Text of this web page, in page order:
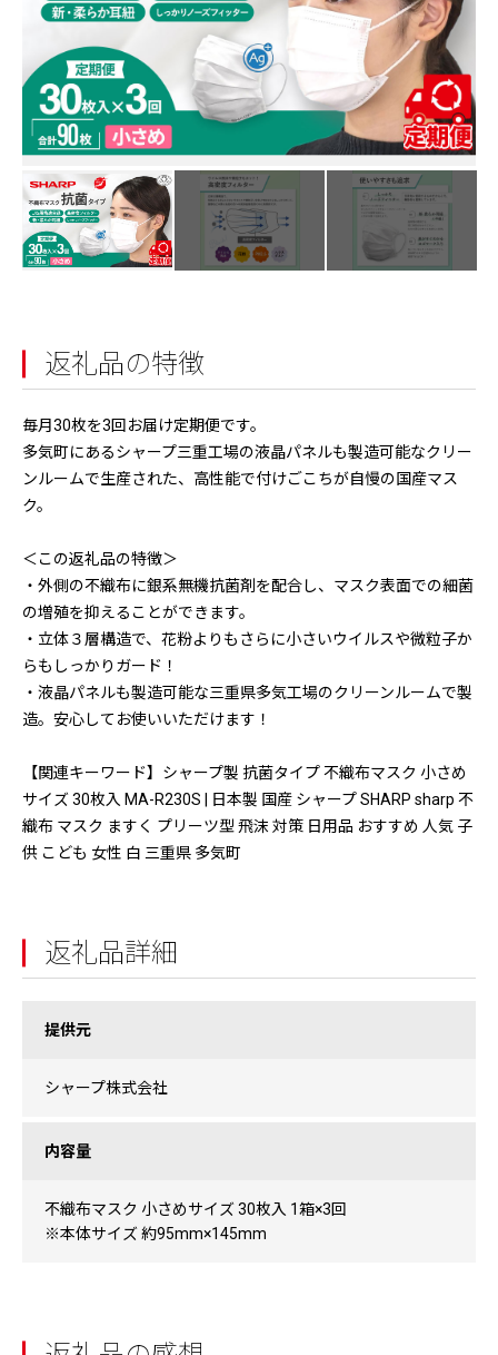
返礼品の特徴
毎月30枚を3回お届け定期便です。
多気町にあるシャープ三重工場の液晶パネルも製造可能なクリー
ンルームで生産された、高性能で付けごこちが自慢の国産マス
ク。
＜この返礼品の特徴＞
・外側の不織布に銀系無機抗菌剤を配合し、マスク表面での細菌
の増殖を抑えることができます。
・立体３層構造で、花粉よりもさらに小さいウイルスや微粒子か
らもしっかりガード！
・液晶パネルも製造可能な三重県多気工場のクリーンルームで製
造。安心してお使いいただけます！
【関連キーワード】シャープ製 抗菌タイプ 不織布マスク 小さめ
サイズ 30枚入 MA-R230S | 日本製 国産 シャープ SHARP sharp 不
織布 マスク ますく プリーツ型 飛沫 対策 日用品 おすすめ 人気 子
供 こども 女性 白 三重県 多気町
返礼品詳細
提供元
シャープ株式会社
内容量
不織布マスク 小さめサイズ 30枚入 1箱×3回
※本体サイズ 約95mm×145mm